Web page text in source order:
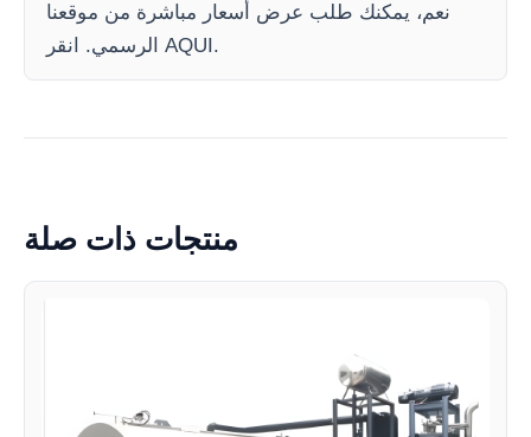
نعم، يمكنك طلب عرض أسعار مباشرة من موقعنا
الرسمي. انقر AQUI.
منتجات ذات صلة